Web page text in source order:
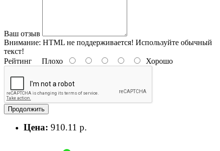
Ваш отзыв
Внимание: HTML не поддерживается! Используйте обычный
текст!
Рейтинг Плохо Хорошо
Продолжить
Цена: 910.11 р.